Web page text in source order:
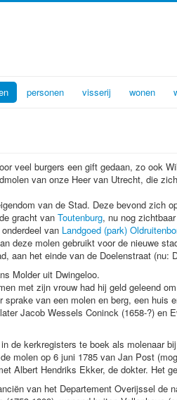
personen visserij wonen
veel burgers een gift gedaan, zo ook
van onze Heer van Utrecht, die
van de Stad. Deze bevond zich
gracht van Toutenburg, nu nog
van Landgoed (park)
deze molen gebruikt voor de nieuwe
aan het einde van de Doelenstraat (nu:
Molder uit Dwingeloo.
met zijn vrouw had hij geld geleend
van een molen en berg, een huis
Jacob Wessels Coninck (1658-?) en
de kerkregisters te boek als molenaar
molen op 6 juni 1785 van Jan Post
Albert Hendriks Ekker, de dokter. Het
van het Departement Overijssel de